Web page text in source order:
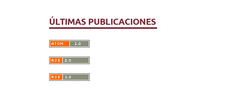
ÚLTIMAS PUBLICACIONES